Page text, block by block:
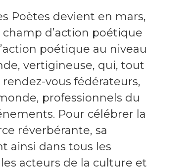
Poètes devient en mars,
d’action poétique
poétique au niveau
vertigineuse, qui, tout
vous fédérateurs,
professionnels du
Pour célébrer la
réverbérante, sa
ainsi dans tous les
acteurs de la culture et